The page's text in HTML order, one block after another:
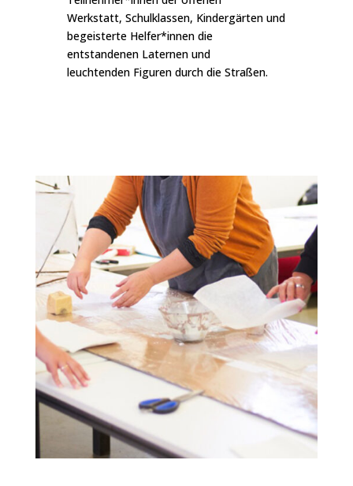
Werkstatt, Schulklassen, Kindergärten und
begeisterte Helfer*innen die
entstandenen Laternen und
leuchtenden Figuren durch die Straßen.